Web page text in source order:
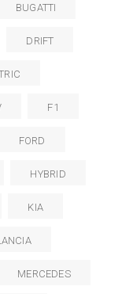
BUGATTI
DRIFT
F1
FORD
HYBRID
KIA
MERCEDES